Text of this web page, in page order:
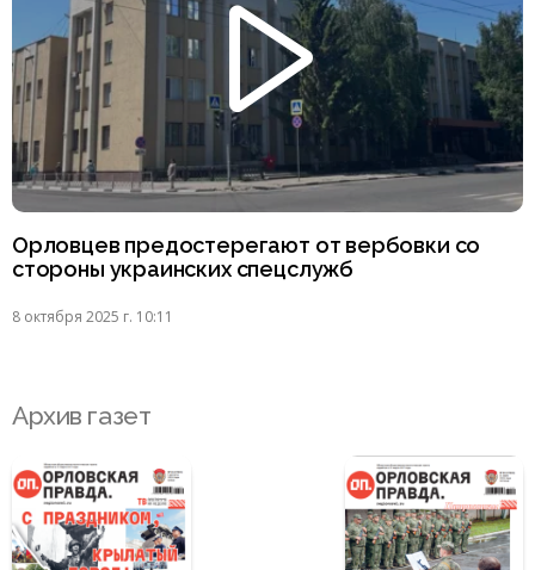
Орловцев предостерегают от вербовки со
стороны украинских спецслужб
8 октября 2025 г. 10:11
Архив газет